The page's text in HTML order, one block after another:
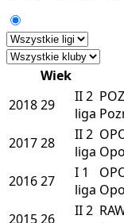
Wiek
201829 II2
liga
POZ
201728 II2
liga
201627 I 1
liga
201526 II2